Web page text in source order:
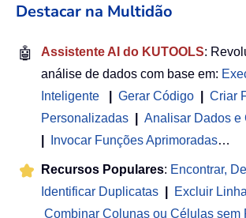
Destacar na Multidão
🤖 Assistente AI do KUTOOLS:
análise de dados com base em:
Inteligente
Gerar Código
Criar
Personalizadas
Analisar Dados e
Invocar Funções Aprimoradas…
Recursos Populares: Encontrar,
Identificar Duplicatas
Excluir
Combinar Colunas ou Células sem